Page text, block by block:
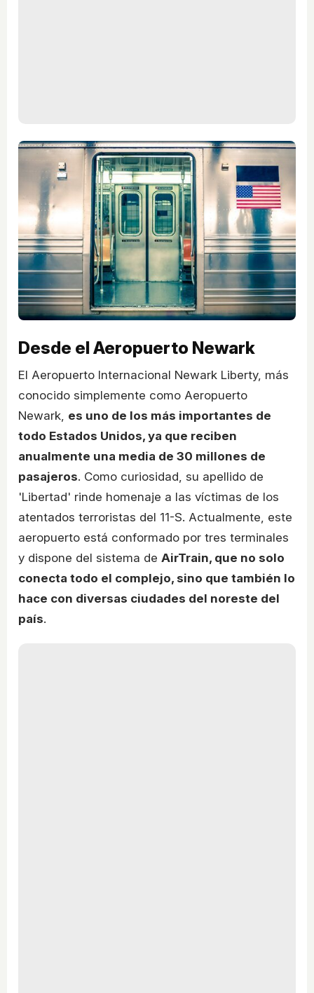
Desde el Aeropuerto Newark
El Aeropuerto Internacional Newark Liberty, más
conocido simplemente como Aeropuerto
Newark, es uno de los más importantes de
todo Estados Unidos, ya que reciben
anualmente una media de 30 millones de
pasajeros. Como curiosidad, su apellido de
'Libertad' rinde homenaje a las víctimas de los
atentados terroristas del 11-S. Actualmente, este
aeropuerto está conformado por tres terminales
y dispone del sistema de AirTrain, que no solo
conecta todo el complejo, sino que también lo
hace con diversas ciudades del noreste del
país.